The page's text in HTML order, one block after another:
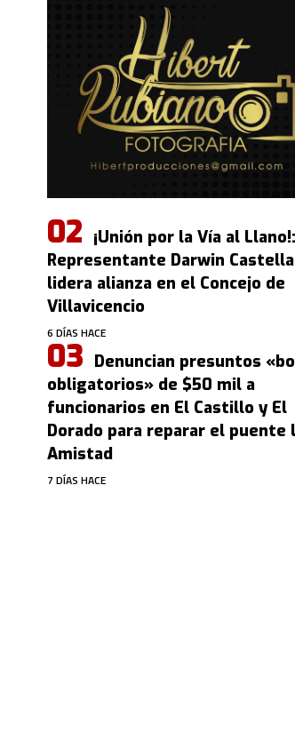
¡Unión por la Vía al Llano!:
Representante Darwin
lidera alianza en el Concejo de
Villavicencio
6 DÍAS HACE
Denuncian presuntos
obligatorios» de $50 mil a
funcionarios en El Castillo y El
Dorado para reparar el puente
Amistad
7 DÍAS HACE